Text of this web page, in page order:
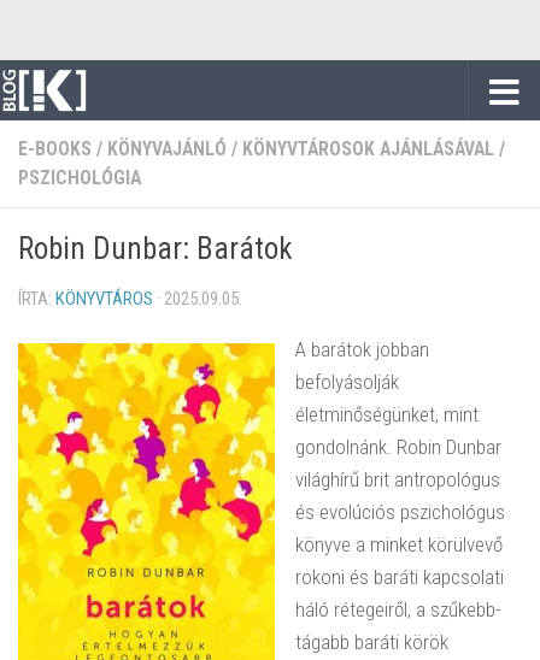
E-BOOKS / KÖNYVAJÁNLÓ / KÖNYVTÁROSOK AJÁNLÁSÁVAL /
PSZICHOLÓGIA
Robin Dunbar: Barátok
ÍRTA: KÖNYVTÁROS · 2025.09.05.
A barátok jobban
befolyásolják
életminőségünket, mint
gondolnánk. Robin Dunbar
világhírű brit antropológus
és evolúciós pszichológus
könyve a minket körülvevő
rokoni és baráti kapcsolati
háló rétegeiről, a szűkebb-
tágabb baráti körök